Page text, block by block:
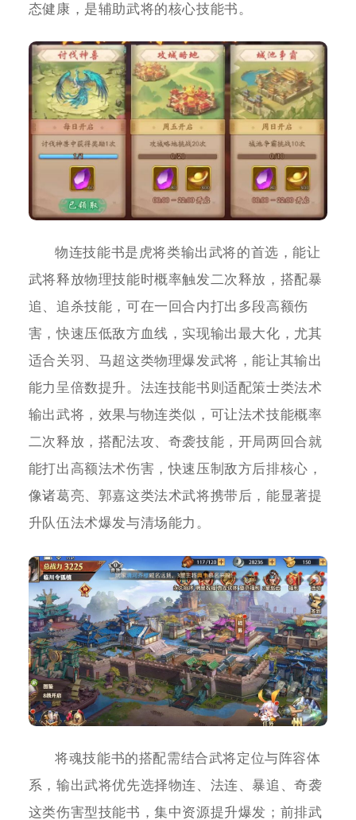
态健康，是辅助武将的核心技能书。
物连技能书是虎将类输出武将的首选，能让
武将释放物理技能时概率触发二次释放，搭配暴
追、追杀技能，可在一回合内打出多段高额伤
害，快速压低敌方血线，实现输出最大化，尤其
适合关羽、马超这类物理爆发武将，能让其输出
能力呈倍数提升。法连技能书则适配策士类法术
输出武将，效果与物连类似，可让法术技能概率
二次释放，搭配法攻、奇袭技能，开局两回合就
能打出高额法术伤害，快速压制敌方后排核心，
像诸葛亮、郭嘉这类法术武将携带后，能显著提
升队伍法术爆发与清场能力。
将魂技能书的搭配需结合武将定位与阵容体
系，输出武将优先选择物连、法连、暴追、奇袭
这类伤害型技能书，集中资源提升爆发；前排武